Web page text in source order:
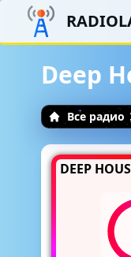
Deep
Все радио
DEEP